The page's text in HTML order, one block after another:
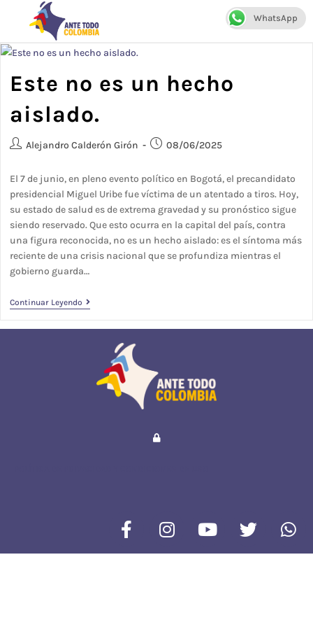
Menú
Este no es un hecho
aislado.
Alejandro Calderón Girón 08/06/2025
El 7 de junio, en pleno evento político en Bogotá, el precandidato
presidencial Miguel Uribe fue víctima de un atentado a tiros. Hoy,
su estado de salud es de extrema gravedad y su pronóstico sigue
siendo reservado. Que esto ocurra en la capital del país, contra
una figura reconocida, no es un hecho aislado: es el síntoma más
reciente de una crisis nacional que se profundiza mientras el
gobierno guarda…
Continuar Leyendo
WhatsApp